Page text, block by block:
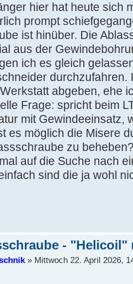
hier hat heute sich
prompt
ist hinüber. Die
aus der
ich es gleich
durchzufahren.
abgeben, ehe
Frage: spricht beim
mit Gewindeeinsatz,
es möglich die Misere
zu
auf die Suche nach
sind die ja wohl
- "Helicoil"
» Mittwoch 22. April 2026,